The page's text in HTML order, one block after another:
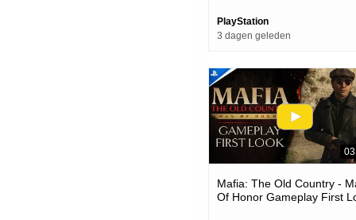
PlayStation
3 dagen geleden
Mafia: The Old Country -
Of Honor Gameplay First